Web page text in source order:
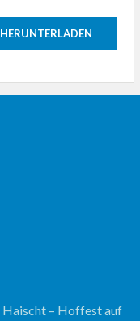
Haischt – Hoffest auf